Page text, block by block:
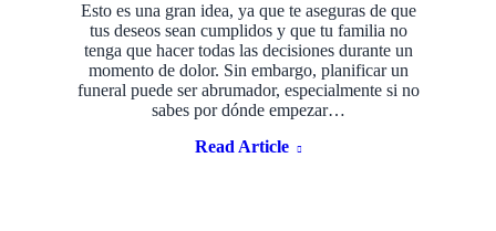
Esto es una gran idea, ya que te aseguras de que
tus deseos sean cumplidos y que tu familia no
tenga que hacer todas las decisiones durante un
momento de dolor. Sin embargo, planificar un
funeral puede ser abrumador, especialmente si no
sabes por dónde empezar…
Read Article